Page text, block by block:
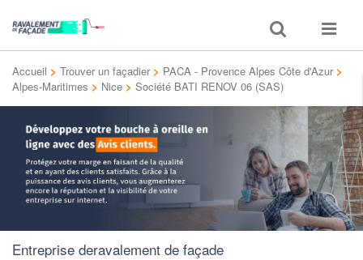
Toggle
search
Toggle
Accueil > Trouver un façadier > PACA - Provence Alpes Côte d'Azur >
Alpes-Maritimes > Nice > Société BATI RENOV 06 (SAS)
Entreprise deravalement de façade